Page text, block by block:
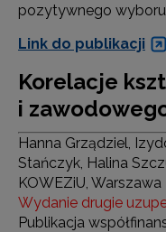
pozytywnego
Link do publikacji
Korelacje
i
Hanna Grządziel,
Stańczyk, Halina
KOWEZiU, Warszawa
Wydanie drugie
Publikacja